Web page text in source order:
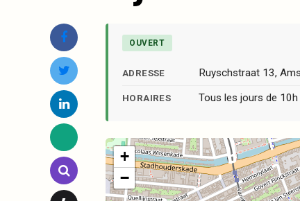
OUVERT
ADRESSE Ruyschstraat 13,
HORAIRES Tous les jours de
+
−